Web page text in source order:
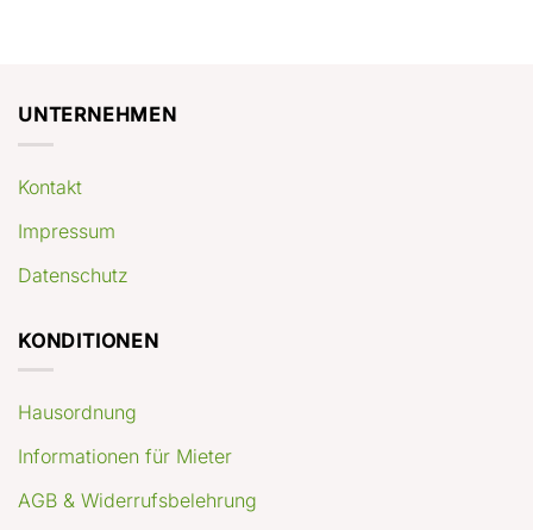
UNTERNEHMEN
Kontakt
Impressum
Datenschutz
KONDITIONEN
Hausordnung
Informationen für Mieter
AGB & Widerrufsbelehrung